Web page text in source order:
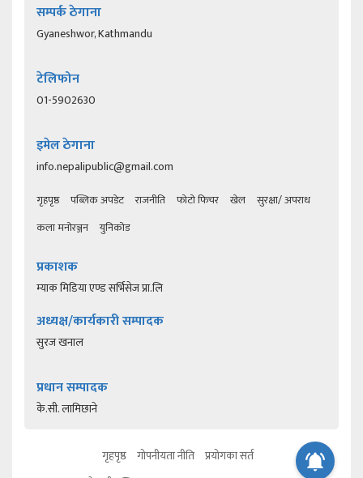
सम्पर्क ठेगाना
Gyaneshwor, Kathmandu
टेलिफोन
01-5902630
इमेल ठेगाना
info.nepalipublic@gmail.com
गृहपृष्ठ पब्लिक अपडेट राजनीति फोटो फिचर खेल
सुरक्षा/ अपराध
कला मनोरञ्जन
युनिकोड
प्रकाशक
म्याक मिडिया एण्ड सर्भिसेज प्रा.लि
अध्यक्ष/कार्यकारी सम्पादक
सुरज खनाल
प्रधान सम्पादक
के.सी. लामिछाने
गृहपृष्ठ गोपनीयता नीति प्रयोगका सर्त